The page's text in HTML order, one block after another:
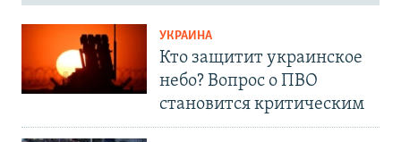
УКРАИНА
Кто защитит украинское
небо? Вопрос о ПВО
становится критическим